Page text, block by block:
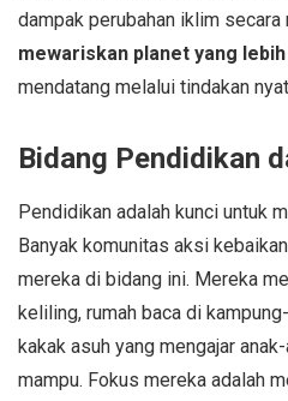
dampak perubahan iklim secara
mewariskan planet yang
mendatang melalui tindakan
Bidang Pendidikan
Pendidikan adalah kunci untuk
Banyak komunitas aksi
mereka di bidang ini. Mereka
keliling, rumah baca di
kakak asuh yang mengajar
mampu. Fokus mereka adalah